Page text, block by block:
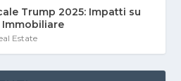
Trump 2025: Impatti su
Immobiliare
Estate